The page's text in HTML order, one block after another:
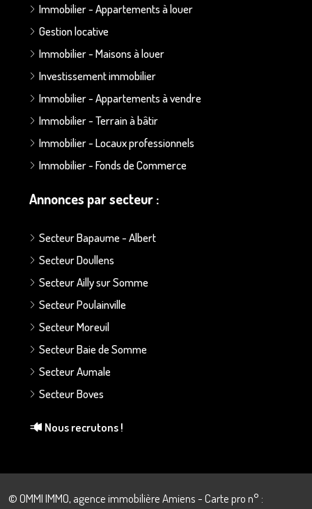
Immobilier - Appartements à louer
Gestion locative
Immobilier - Maisons à louer
Investissement immobilier
Immobilier - Appartements à vendre
Immobilier - Terrain à bâtir
Immobilier - Locaux professionnels
Immobilier - Fonds de Commerce
Annonces par secteur :
Secteur Bapaume - Albert
Secteur Doullens
Secteur Ailly sur Somme
Secteur Poulainville
Secteur Moreuil
Secteur Baie de Somme
Secteur Aumale
Secteur Boves
Nous recrutons !
© OMMI IMMO, agence immobilière Amiens - Carte pro n° :